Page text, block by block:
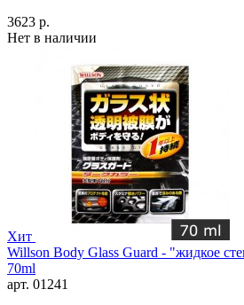
3623 р.
Нет в наличии
Хит
Willson Body Glass Guard - "жидкое
70ml
арт. 01241